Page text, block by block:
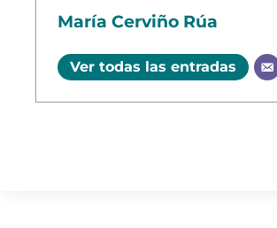
María Cerviño Rúa
Ver todas las entradas